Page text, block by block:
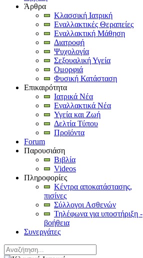
Άρθρα
Κλασσική Ιατρική
Εναλλακτικές Θεραπείες
Εναλλακτική Μάθηση
Διατροφή
Ψυχολογία
Σεξουαλική Υγεία
Ομορφιά
Φυσική Κατάσταση
Επικαιρότητα
Ιατρικά Νέα
Εναλλακτικά Νέα
Υγεία και Ζωή
Δελτία Τύπου
Προϊόντα
Forum
Παρουσιάση
Βιβλία
Videos
Πληροφορίες
Κέντρα αποκατάστασης,
πισίνες
Σύλλογοι Ασθενών
Τηλέφωνα για υποστήριξη -
βοήθεια
Συνεργάτες